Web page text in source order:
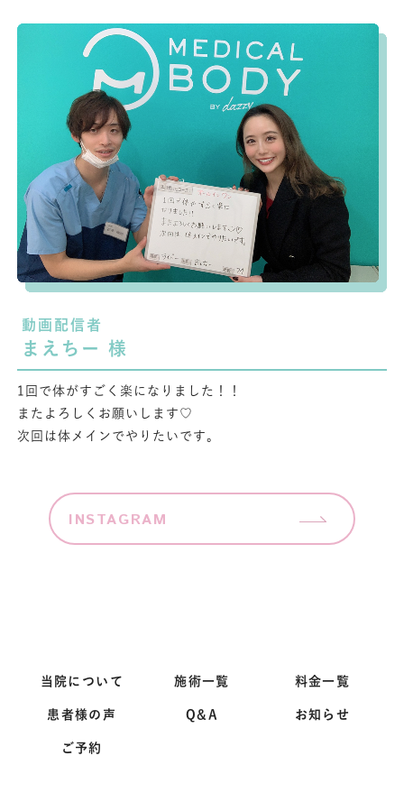
動画配信者
まえちー 様
1回で体がすごく楽になりました！！
またよろしくお願いします♡
次回は体メインでやりたいです。
INSTAGRAM
当院について 施術一覧 料金一覧
患者様の声 Q&A お知らせ
ご予約